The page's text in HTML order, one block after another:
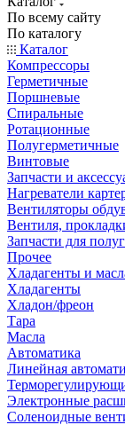
По всему сайту
По каталогу
Каталог
Компрессоры
Герметичные
Поршневые
Спиральные
Ротационные
Полугерметичные
Винтовые
Запчасти и
Нагреватели
Вентиляторы
Вентиля,
Запчасти для
Прочее
Хладагенты и
Хладагенты
Хладон/фреон
Тара
Масла
Автоматика
Линейная
Электронные
Соленоидные